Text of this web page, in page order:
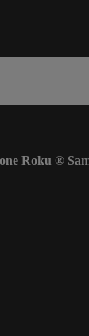
Roku ®